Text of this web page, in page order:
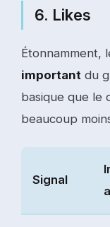
6. Likes
Étonnamment,
important du
basique que le
beaucoup
Signal